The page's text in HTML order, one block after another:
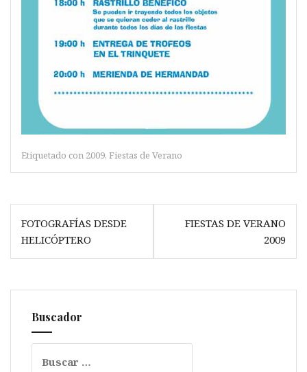
Etiquetado con 2009, Fiestas de Verano
Navegación
de
entradas
FOTOGRAFÍAS DESDE
HELICÓPTERO
FIESTAS DE VERANO
2009
Buscador